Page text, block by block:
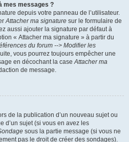
mes messages ?
depuis votre panneau de l’utilisateur.
Attacher ma signature sur le formulaire de
aussi ajouter la signature par défaut à
« Attacher ma signature » à partir du
du forum --> Modifier les
vous pourrez toujours empêcher une
en décochant la caseAttacher ma
de message.
de la publication d’un nouveau sujet ou
d’un sujet (si vous en avez les
sous la partie message (si vous ne
pas le droit de créer des sondages).